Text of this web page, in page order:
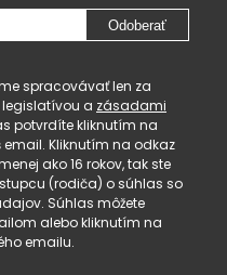
Odoberať
spracovávať len za
a zásadami
potvrdíte kliknutím na
Kliknutím na odkaz
ako 16 rokov, tak ste
(rodiča) o súhlas so
Súhlas môžete
alebo kliknutím na
emailu.